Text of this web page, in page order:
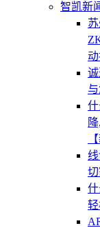
智凯新